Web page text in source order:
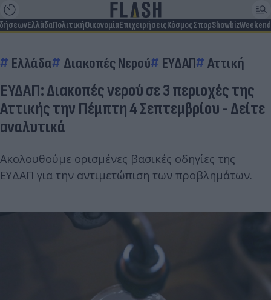
ΕλλάδαΠολιτικήΟικονομίαΕπιχειρήσειςΚόσμοςΣπορShowbizWeekend
Ελλάδα Διακοπές Νερού ΕΥΔΑΠ Αττική
ΕΥΔΑΠ: Διακοπές νερού σε 3 περιοχές της
Αττικής την Πέμπτη 4 Σεπτεμβρίου - Δείτε
αναλυτικά
Ακολουθούμε ορισμένες βασικές οδηγίες της
ΕΥΔΑΠ για την αντιμετώπιση των προβλημάτων.